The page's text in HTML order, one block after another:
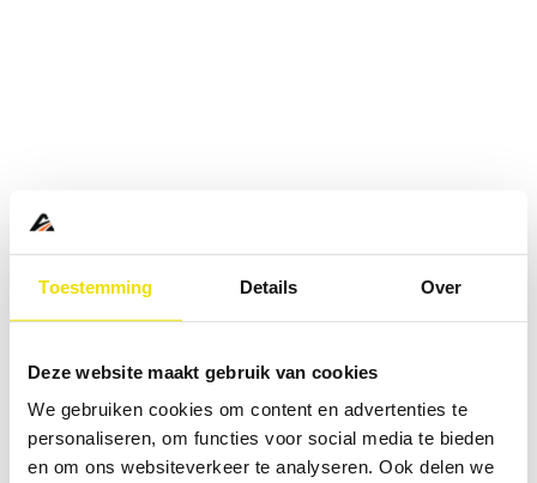
Toestemming Details Over
Deze website maakt gebruik van cookies
We gebruiken cookies om content en advertenties te
personaliseren, om functies voor social media te bieden
en om ons websiteverkeer te analyseren. Ook delen we